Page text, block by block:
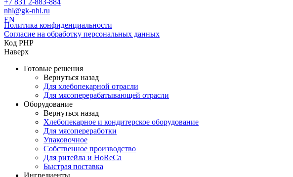
+7 831 2-883-884
nhl@gk-nhl.ru
EN
Политика конфиденциальности
Согласие на обработку персональных данных
Код PHP
Наверх
Готовые решения
Вернуться назад
Для хлебопекарной отрасли
Для мясоперерабатывающей отрасли
Оборудование
Вернуться назад
Хлебопекарное и кондитерское оборудование
Для мясопереработки
Упаковочное
Собственное производство
Для ритейла и HoReCa
Быстрая поставка